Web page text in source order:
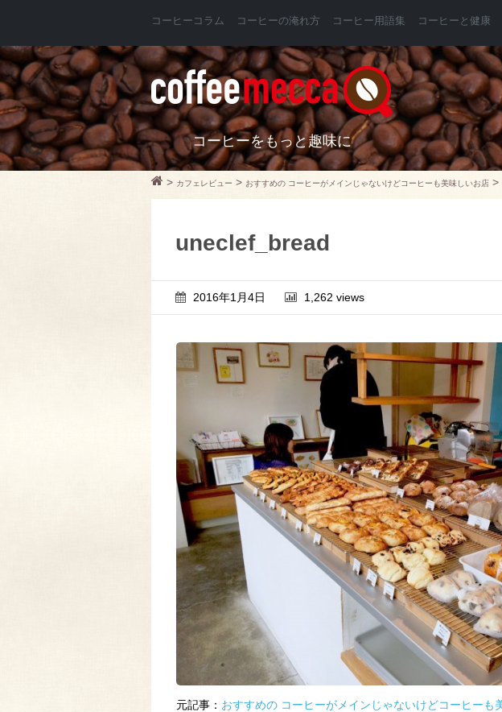
コーヒーコラム コーヒーの淹れ方 コーヒー用語集 コーヒーと健康
コーヒーをもっと趣味に
> カフェレビュー > おすすめの コーヒーがメインじゃないけどコーヒーも美味しいお店 >
uneclef_bread
2016年1月4日 1,262 views
元記事： おすすめの コーヒーがメインじゃないけどコーヒーも